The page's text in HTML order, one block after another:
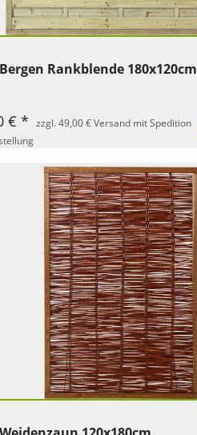
Rankblende 180x120cm
€ *
zzgl. 49,00 € Versand mit Spedition